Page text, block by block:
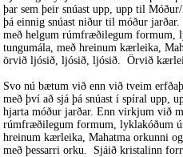
þar sem þeir snúast upp, upp til
þá einnig snúast niður til móður
með helgum rúmfræðilegum formum,
tungumála, með hreinum kærleika,
örvið ljósið, ljósið, ljósið. Örvið
Svo nú bætum við enn við tveim
með því að sjá þá snúast í spíral upp,
hjarta móður jarðar. Enn virkjum við
rúmfræðilegum formum, lyklakóðum
hreinum kærleika, Mahatma orkunni
með þessarri orku. Sjáið kristalinn